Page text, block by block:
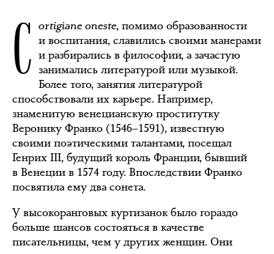
C ortigiane oneste, помимо образованности
и воспитания, славились своими манерами
и разбирались в философии, а зачастую
занимались литературой или музыкой.
Более того, занятия литературой
способствовали их карьере. Например,
знаменитую венецианскую проститутку
Веронику Франко (1546–1591), известную
своими поэтическими талантами, посещал
Генрих III, будущий король Франции, бывший
в Венеции в 1574 году. Впоследствии Франко
посвятила ему два сонета.
У высокоранговых куртизанок было гораздо
больше шансов состояться в качестве
писательницы, чем у других женщин. Они